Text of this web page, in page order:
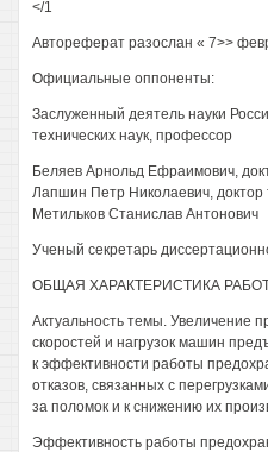
</1
Автореферат разослан « 7>>
Официальные оппоненты:
Заслуженный деятель науки
технических наук, профессор
Беляев Арнольд Ефраимович,
Лапшин Петр Николаевич, доктор
Метильков Станислав Антонович
Ученый секретарь
ОБЩАЯ ХАРАКТЕРИСТИКА
Актуальность темы. Увеличение
скоростей и нагрузок машин
к эффективности работы
отказов, связанных с
за поломок и к снижению их
Эффективность работы